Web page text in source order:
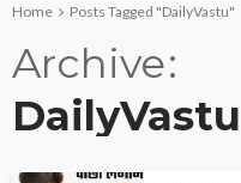
Home Posts Tagged "DailyVastu"
Archive
DailyVastu